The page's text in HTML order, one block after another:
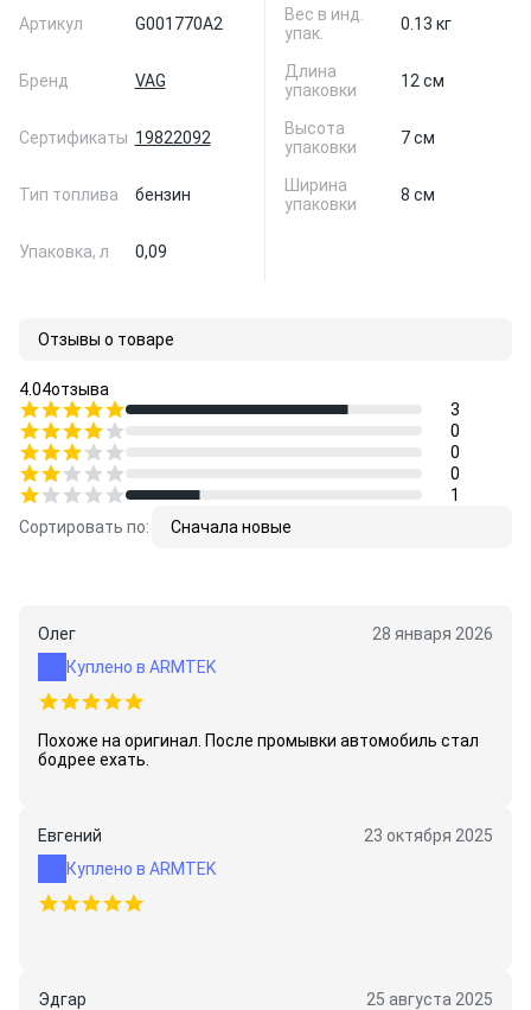
Артикул G001770A2
Бренд VAG
Сертификаты 19822092
Тип топлива бензин
Упаковка, л 0,09
Вес в инд.
упак.
0.13 кг
Длина
упаковки
12 см
Высота
упаковки
7 см
Ширина
упаковки
8 см
Отзывы о товаре
4.04отзыва
3
0
0
0
1
Сортировать по:
Сначала новые
Олег
28 января 2026
Куплено в ARMTEK
Похоже на оригинал. После промывки автомобиль стал
бодрее ехать.
Евгений
23 октября 2025
Куплено в ARMTEK
Эдгар
25 августа 2025